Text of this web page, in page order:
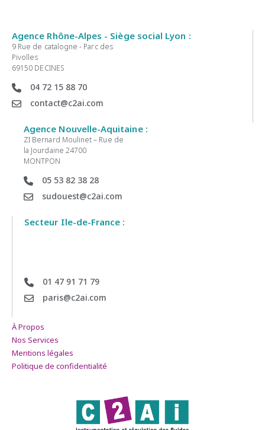
Agence Rhône-Alpes - Siège social Lyon :
9 Rue de catalogne - Parc des
Pivolles
69150 DECINES
04 72 15 88 70
contact@c2ai.com
Agence Nouvelle-Aquitaine :
ZI Bernard Moulinet – Rue de
la Jourdaine 24700
MONTPON
05 53 82 38 28
sudouest@c2ai.com
Secteur Ile-de-France :
01 47 91 71 79
paris@c2ai.com
À Propos
Nos Services
Mentions légales
Politique de confidentialité